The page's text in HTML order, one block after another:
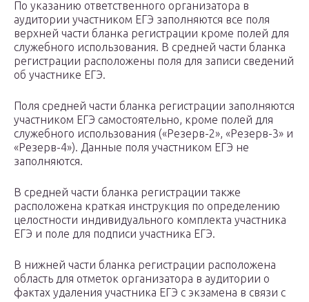
По указанию ответственного организатора в
аудитории участником ЕГЭ заполняются все поля
верхней части бланка регистрации кроме полей для
служебного использования. В средней части бланка
регистрации расположены поля для записи сведений
об участнике ЕГЭ.
Поля средней части бланка регистрации заполняются
участником ЕГЭ самостоятельно, кроме полей для
служебного использования («Резерв-2», «Резерв-3» и
«Резерв-4»). Данные поля участником ЕГЭ не
заполняются.
В средней части бланка регистрации также
расположена краткая инструкция по определению
целостности индивидуального комплекта участника
ЕГЭ и поле для подписи участника ЕГЭ.
В нижней части бланка регистрации расположена
область для отметок организатора в аудитории о
фактах удаления участника ЕГЭ с экзамена в связи с